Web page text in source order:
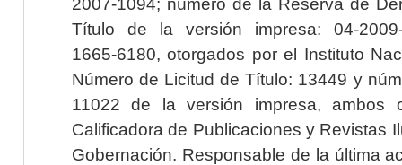
Título de la versión impresa: 04-2009-
1665-6180, otorgados por el Instituto
Número de Licitud de Título: 13449 y
11022 de la versión impresa, ambos
Calificadora de Publicaciones y Revistas
Gobernación. Responsable de la última